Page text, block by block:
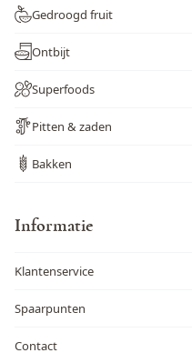
Gedroogd fruit
Ontbijt
Superfoods
Pitten & zaden
Bakken
Informatie
Klantenservice
Spaarpunten
Contact